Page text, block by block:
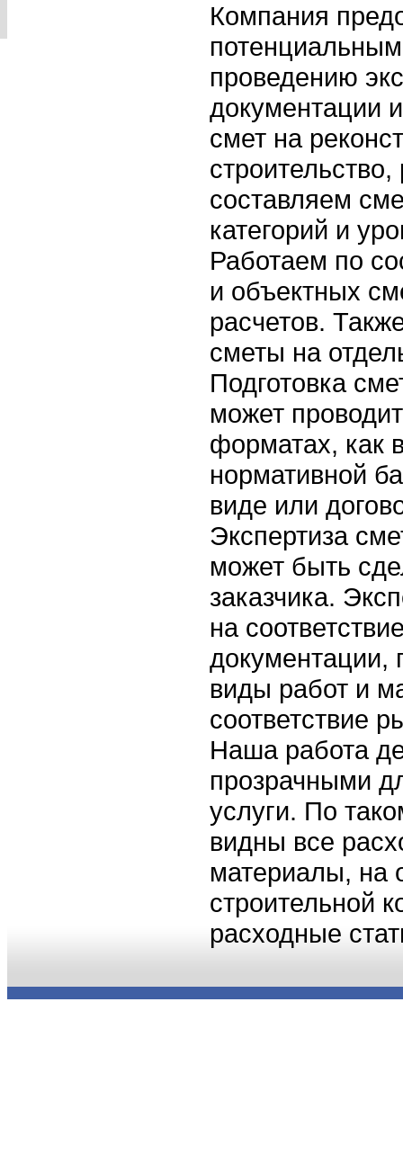
Компания
проведению
документации
смет на
составляем
категорий и
Работаем по
и объектных
расчетов.
сметы на
Подготовка
может
форматах, как
нормативной
виде или
Экспертиза
может быть
заказчика.
на
документации,
виды работ и
соответствие
Наша работа
прозрачными
услуги. По
видны все
материалы, на
строительной
расходные